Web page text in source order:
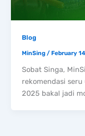
Blog
MinSing/February
Sobat Singa,
rekomendasi
2025 bakal jadi